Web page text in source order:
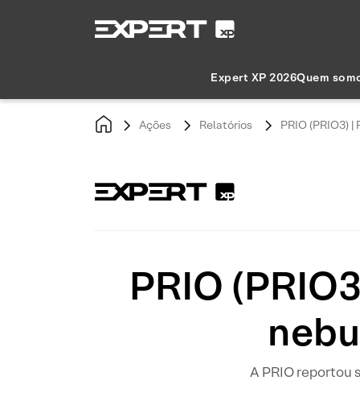
Expert XP 2026Quem
Ações Relatórios PRIO (PRIO3)
PRIO
A PRIO reportou